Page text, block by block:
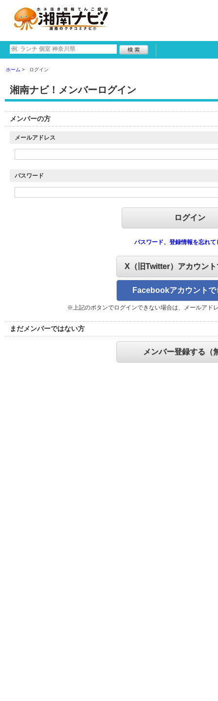
ホーム ログイン
湘南ナビ！メンバーログイン
メンバーの方
メールアドレス
パスワード
パスワード、登録情報を忘れて
X（旧Twitter）アカウン
Facebookアカウントで
※上記のボタンでログインできない場合は、メールアド
まだメンバーではない方
メンバー登録する（